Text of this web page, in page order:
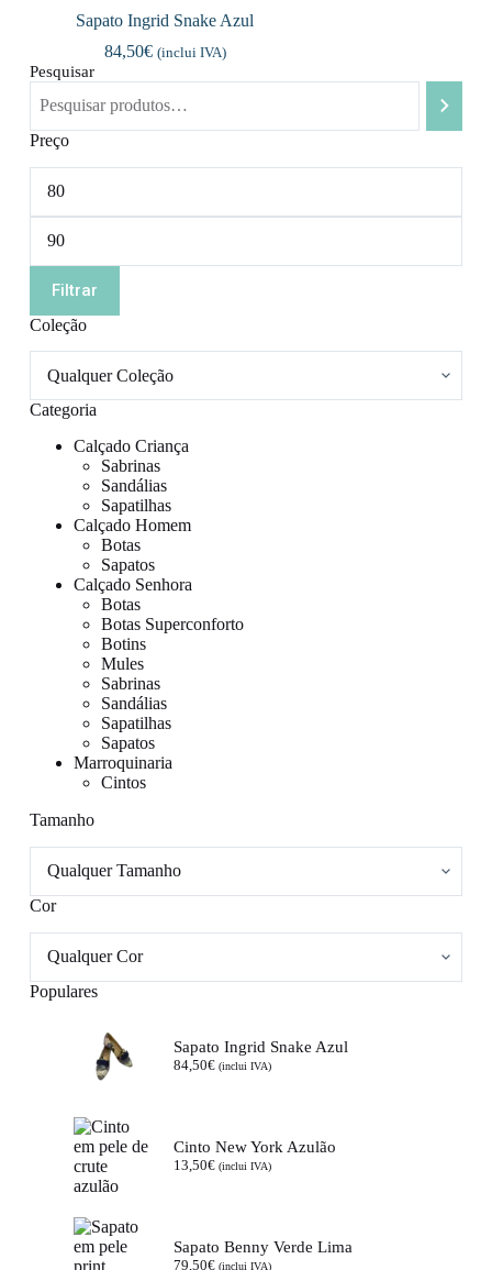
Sapato Ingrid Snake Azul
84,50€ (inclui IVA)
Pesquisar
Preço
Preço
mínimo
Preço
máximo
Filtrar
Coleção
Categoria
Calçado Criança
Sabrinas
Sandálias
Sapatilhas
Calçado Homem
Botas
Sapatos
Calçado Senhora
Botas
Botas Superconforto
Botins
Mules
Sabrinas
Sandálias
Sapatilhas
Sapatos
Marroquinaria
Cintos
Tamanho
Cor
Populares
Sapato Ingrid Snake Azul
84,50€ (inclui IVA)
Cinto New York Azulão
13,50€ (inclui IVA)
Sapato Benny Verde Lima
79,50€ (inclui IVA)